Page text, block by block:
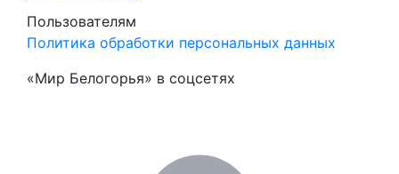
Пользователям
Политика обработки персональных данных
«Мир Белогорья» в соцсетях